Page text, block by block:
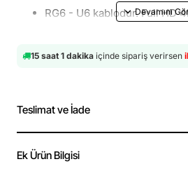
RG6 - U6 kablodur. Full HD
4,7 FPE, alüminyum
Full HD televizyon
çıkışına ve televizyona
15 saat 1 dakika içinde sipariş verirsen
Teslimat ve İade
Ek Ürün Bilgisi